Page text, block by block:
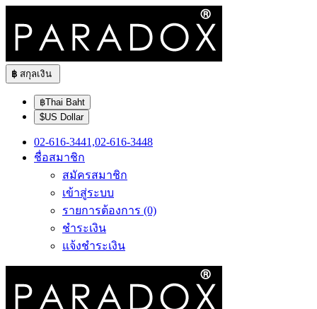
฿ สกุลเงิน
฿Thai Baht
$US Dollar
02-616-3441,02-616-3448
ชื่อสมาชิก
สมัครสมาชิก
เข้าสู่ระบบ
รายการต้องการ (0)
ชำระเงิน
แจ้งชำระเงิน